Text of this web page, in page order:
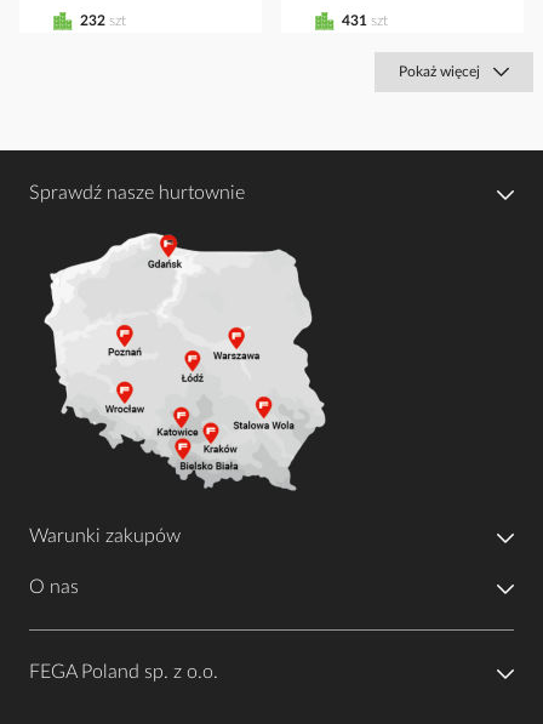
232 szt 431 szt
Pokaż więcej
Sprawdź nasze hurtownie
Warunki zakupów
O nas
FEGA Poland sp. z o.o.